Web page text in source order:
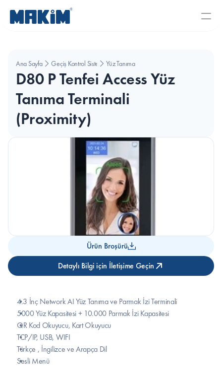
Ana Sayfa Geçiş Kontrol SistemleriYüz Tanıma
D80 P Tenfei Access Yüz
Tanıma Terminali
(Proximity)
Ürün Broşürü
Detaylı Bilgi için İletişime Geçin
4.3 İnç Network AI Yüz Tanıma ve Parmak İzi Terminali
5000 Yüz Kapasitesi + 10.000 Parmak İzi Kapasitesi
QR Kod Okuyucu, Kart Okuyucu
TCP/IP, USB, WIFI
Türkçe , İngilizce ve Arapça Dil
Sesli Menü